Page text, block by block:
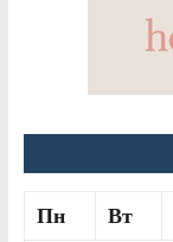
Пн Вт